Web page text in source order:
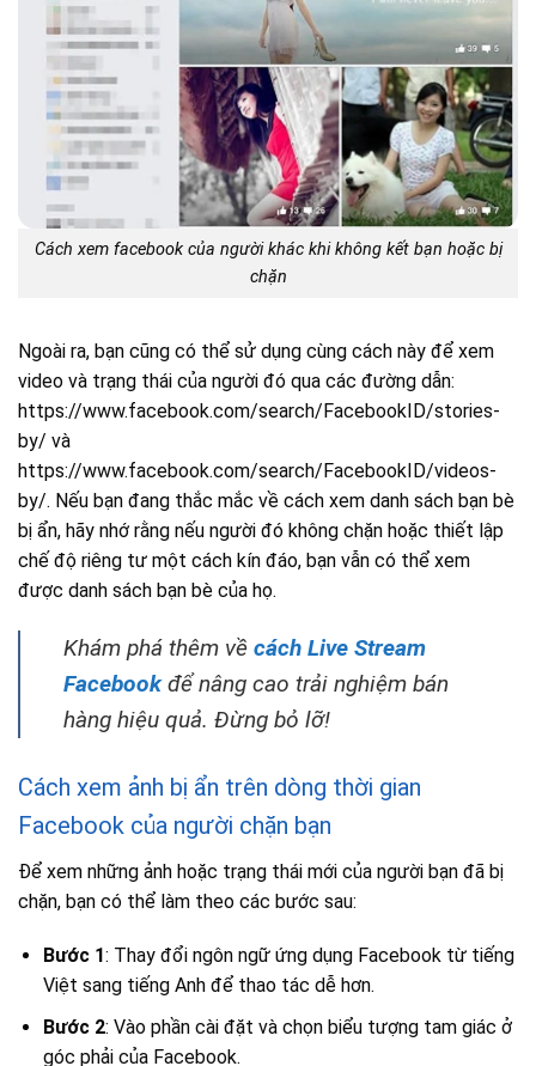
Cách xem facebook của người khác khi không kết bạn hoặc bị
chặn
Ngoài ra, bạn cũng có thể sử dụng cùng cách này để xem
video và trạng thái của người đó qua các đường dẫn:
https://www.facebook.com/search/FacebookID/stories-
by/ và
https://www.facebook.com/search/FacebookID/videos-
by/. Nếu bạn đang thắc mắc về cách xem danh sách bạn bè
bị ẩn, hãy nhớ rằng nếu người đó không chặn hoặc thiết lập
chế độ riêng tư một cách kín đáo, bạn vẫn có thể xem
được danh sách bạn bè của họ.
Khám phá thêm về cách Live Stream
Facebookđể nâng cao trải nghiệm bán
hàng hiệu quả. Đừng bỏ lỡ!
Cách xem ảnh bị ẩn trên dòng thời gian
Facebook của người chặn bạn
Để xem những ảnh hoặc trạng thái mới của người bạn đã bị
chặn, bạn có thể làm theo các bước sau:
Bước 1: Thay đổi ngôn ngữ ứng dụng Facebook từ tiếng
Việt sang tiếng Anh để thao tác dễ hơn.
Bước 2: Vào phần cài đặt và chọn biểu tượng tam giác ở
góc phải của Facebook.